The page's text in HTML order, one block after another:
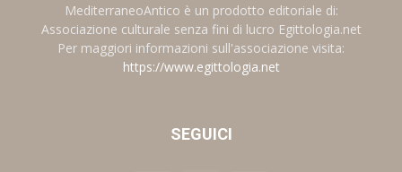
MediterraneoAntico è un prodotto editoriale di:
Associazione culturale senza fini di lucro Egittologia.net
Per maggiori informazioni sull'associazione visita:
https://www.egittologia.net
SEGUICI